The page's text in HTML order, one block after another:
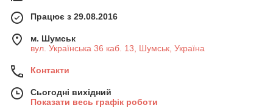
Працює з 29.08.2016
м. Шумськ
вул. Українська 36 каб. 13, Шумськ, Україна
Контакти
Сьогодні вихідний
Показати весь графік роботи